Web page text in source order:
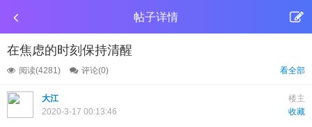
帖子详情
在焦虑的时刻保持清醒
阅读(4281) 评论(0) 看全部
楼主
大江
收藏
2020-3-17 00:13:46